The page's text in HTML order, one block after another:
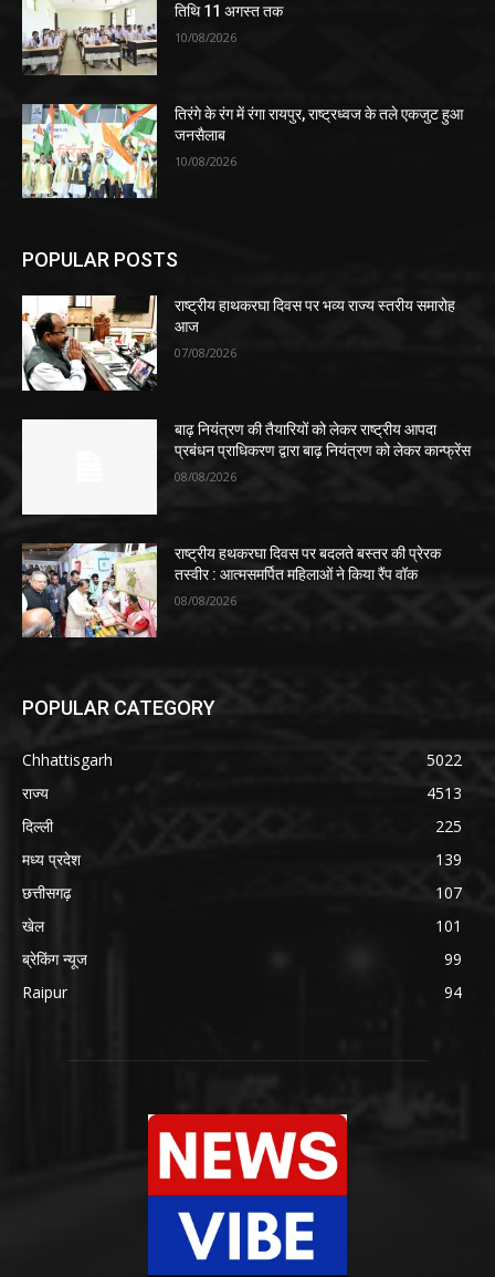
तिथि 11 अगस्त तक
10/08/2026
तिरंगे के रंग में रंगा रायपुर, राष्ट्रध्वज के तले एकजुट हुआ
जनसैलाब
10/08/2026
POPULAR POSTS
राष्ट्रीय हाथकरघा दिवस पर भव्य राज्य स्तरीय समारोह
आज
07/08/2026
बाढ़ नियंत्रण की तैयारियों को लेकर राष्ट्रीय आपदा
प्रबंधन प्राधिकरण द्वारा बाढ़ नियंत्रण को लेकर कान्फ्रेंस
08/08/2026
राष्ट्रीय हथकरघा दिवस पर बदलते बस्तर की प्रेरक
तस्वीर : आत्मसमर्पित महिलाओं ने किया रैंप वॉक
08/08/2026
POPULAR CATEGORY
Chhattisgarh
5022
राज्य
4513
दिल्ली
225
मध्य प्रदेश
139
छत्तीसगढ़
107
खेल
101
ब्रेकिंग न्यूज
99
Raipur
94